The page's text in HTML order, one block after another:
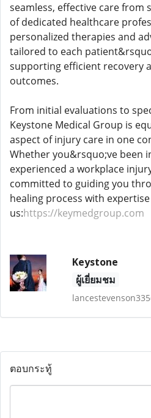
seamless, effective care from
of dedicated healthcare
personalized therapies and
tailored to each
supporting efficient recovery
outcomes.
From initial evaluations to
Keystone Medical Group is
aspect of injury care in one
Whether you&rsquo;ve been
experienced a workplace
committed to guiding you
healing process with
us:https://keymedgroup.com
Keystone
ผู้เยี่ยมชม
ตอบกระทู้